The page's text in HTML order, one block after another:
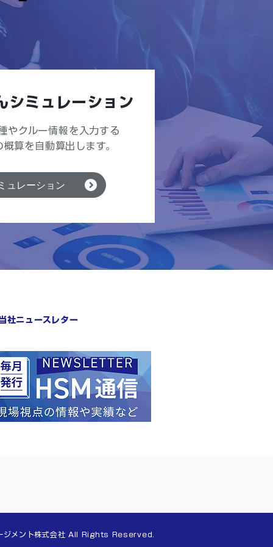
シミュレーション
やクルー情報を入力する
算を自動算出します。
ュレーション
社ニュースレター
ジメント株式会社 All Rights Reserved.